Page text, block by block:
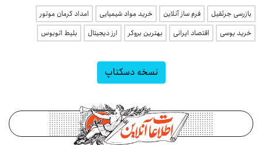
بازرسی جرثقیل فرم ساز آنلاین خرید مواد شیمیایی
امداد کرمان موتور
خرید یوسی
اقتصاد ایرانی بهترین بروکر ارز دیجیتال بلیط اتوبوس
نسخه دسکتاپ